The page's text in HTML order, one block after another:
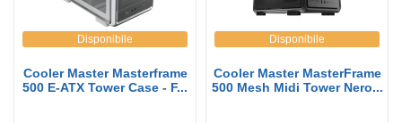
Disponibile
Cooler Master Masterframe
500 E-ATX Tower Case - F...
Disponibile
Cooler Master MasterFrame
500 Mesh Midi Tower Nero...